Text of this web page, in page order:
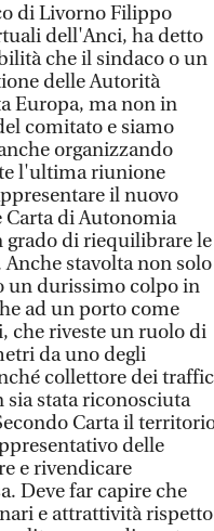
di Livorno Filippo
dell'Anci, ha detto
che il sindaco o un
delle Autorità
Europa, ma non in
comitato e siamo
organizzando
l'ultima riunione
il nuovo
Carta di Autonomia
grado di riequilibrare le
stavolta non solo
un durissimo colpo in
ad un porto come
che riveste un ruolo di
da uno degli
collettore dei
sia stata riconosciuta
Carta il
delle
e rivendicare
Deve far capire che
e attrattività rispetto